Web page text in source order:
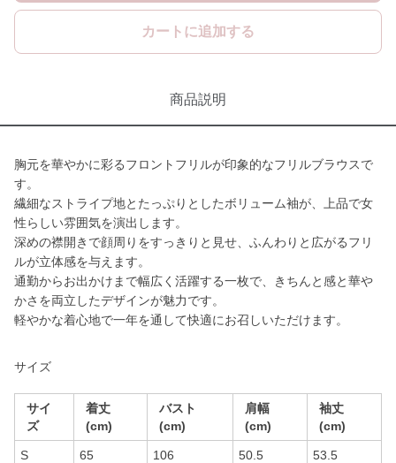
カートに追加する
商品説明
胸元を華やかに彩るフロントフリルが印象的なフリルブラウスで
す。
繊細なストライプ地とたっぷりとしたボリューム袖が、上品で女
性らしい雰囲気を演出します。
深めの襟開きで顔周りをすっきりと見せ、ふんわりと広がるフリ
ルが立体感を与えます。
通勤からお出かけまで幅広く活躍する一枚で、きちんと感と華や
かさを両立したデザインが魅力です。
軽やかな着心地で一年を通して快適にお召しいただけます。
サイズ
サイ
ズ
着丈
(cm)
バスト
(cm)
肩幅
(cm)
袖丈
(cm)
S 65 106 50.5 53.5